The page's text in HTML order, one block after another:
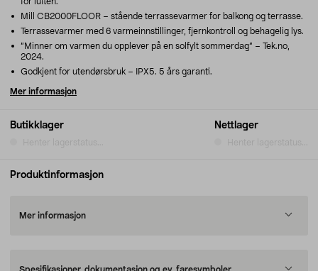
Butikklager
Henter lagerstatus...
Nettlager
Henter lagerstatus...
Mill CB2000FLOOR – stående terrassevarmer for balkong og terrasse.
Terrassevarmer med 6 varmeinnstillinger, fjernkontroll og behagelig lys.
”Minner om varmen du opplever på en solfylt sommerdag” – Tek.no,
2024.
Godkjent for utendørsbruk – IPX5. 5 års garanti.
Mer informasjon
Produktinformasjon
Mer informasjon